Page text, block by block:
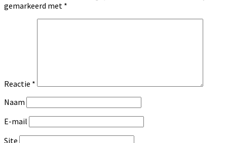
gemarkeerd met *
Reactie *
Naam
E-mail
Site